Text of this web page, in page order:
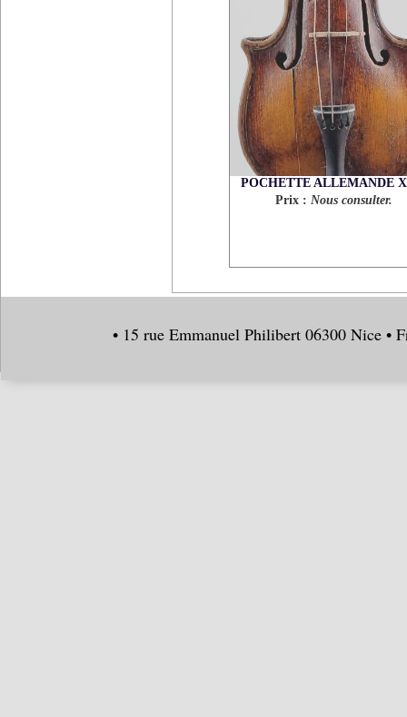
POCHETTE ALLEMANDE
Prix : Nous consulter.
• 15 rue Emmanuel Philibert 06300 Nice •